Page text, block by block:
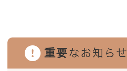
重要なお知らせ